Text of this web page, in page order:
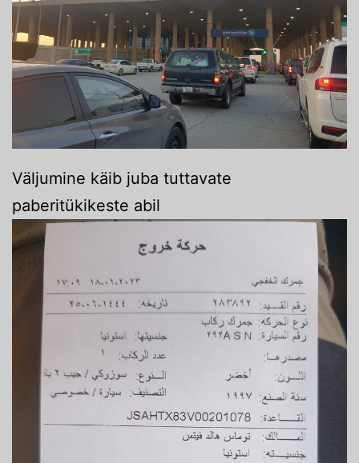
Väljumine käib juba tuttavate
paberitükikeste abil